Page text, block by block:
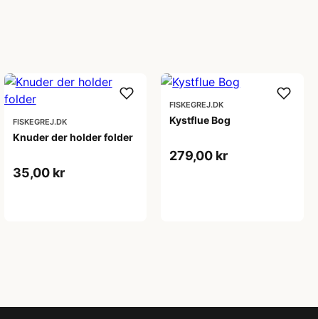
FISKEGREJ.DK
Knuder der holder folder
35,00 kr
FISKEGREJ.DK
Kystflue Bog
279,00 kr